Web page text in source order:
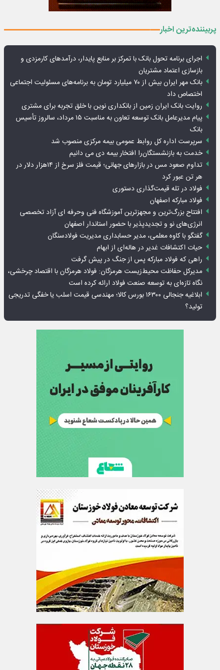
پربیننده‌ترین اخبار
اجرای برنامه تحول بانک با تمرکز بر منابع پایدار، درآمدهای کارمزدی و
بازسازی اعتماد مشتریان
بانک مهر ایران بیش از ۷۰ میلیارد تومان به برنامه‌های مسئولیت اجتماعی
اختصاص داد
روایت بانک ایران زمین از بانکداری نوین با خلق تجربه برای مشتری
پیام مدیرعامل بانک توسعه تعاون به مناسبت ۱۵ مرداد، سالروز تأسیس
بانک
سرپرست اداره کل روابط عمومی بیمه مرکزی منصوب شد
خدمت به بازنشستگان‌را افتخار بیمه دی می دانیم
تداوم صعود مس در بازارهای جهانی؛ قیمت فلز سرخ از ۱۴هزار دلار در
هر تن عبور کرد
فولاد در تله قیمت‌گذاری دستوری
فولاد مبارکه اصفهان
افتتاح بزرگ‌ترین و مجهزترین آموزشگاه فنی وحرفه ای آزاد تخصصی
انرژی‌های نو و تجدیدپذیر با حضور استاندار اصفهان
گفتگو با کاوه معلمی، مدیر حسابداری مدیریت فولادسنگان
حیات اکتشافات غدیر در هاله‌ای از ابهام
راهی که فولاد مبارکه پس از جنگ در پیش گرفت
مدیرکل حفاظت محیط‌زیست هرمزگان: فولاد هرمزگان با اقتصاد چرخشی،
نگاه تازه‌ای به توسعه صنعت فولاد ارائه کرده است
ابلاغیه جنجالی ۱۶۳۰۰ بورس کالا؛ مهندسی قیمت اسلب یا خفگی تدریجی
تولید؟